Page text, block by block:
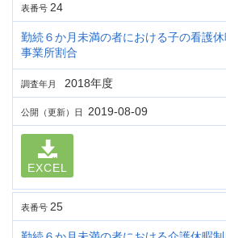
表番号 24
勤続６か月未満の者における子の看護
事業所割合
調査年月 2018年度
公開（更新）日 2019-08-09
EXCEL
表番号 25